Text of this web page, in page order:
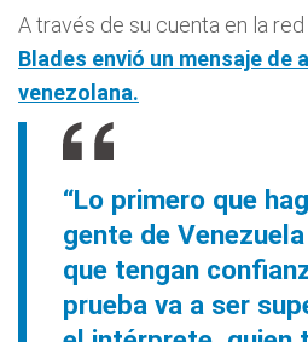
A través de su cuenta en la red
Blades envió un mensaje de
venezolana.
“Lo primero que
gente de
que tengan
prueba va a ser